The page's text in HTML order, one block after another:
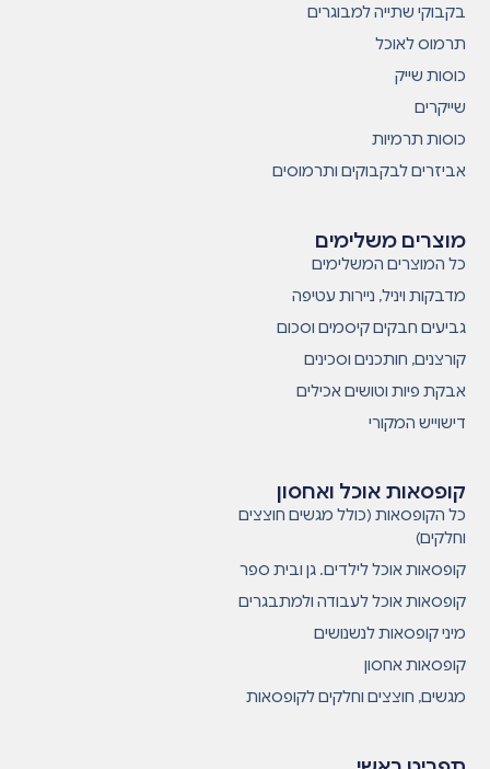
קופסאות אוכל ואחסון
כל הקופסאות (כולל מגשים חוצצים
וחלקים)
קופסאות אוכל לילדים. גן ובית ספר
קופסאות אוכל לעבודה ולמתבגרים
מיני קופסאות לנשנושים
קופסאות אחסון
מגשים, חוצצים וחלקים לקופסאות
מוצרים משלימים
כל המוצרים המשלימים
מדבקות ויניל, ניירות עטיפה
גביעים חבקים קיסמים וסכום
קורצנים, חותכנים וסכינים
אבקת פיות וטושים אכילים
דישוייש המקורי
בקבוקי שתייה למבוגרים
תרמוס לאוכל
כוסות שייק
שייקרים
כוסות תרמיות
אביזרים לבקבוקים ותרמוסים